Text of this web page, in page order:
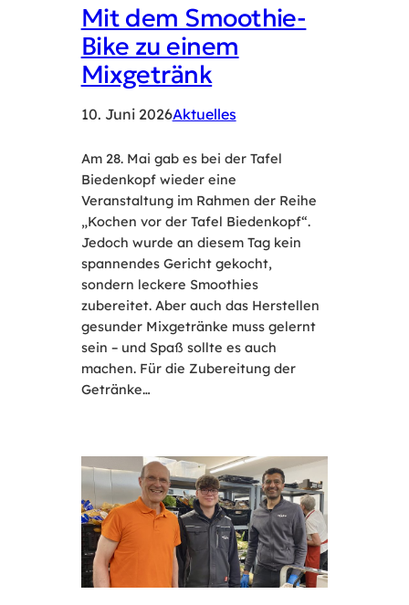
Mit dem Smoothie-
Bike zu einem
Mixgetränk
10. Juni 2026Aktuelles
Am 28. Mai gab es bei der Tafel
Biedenkopf wieder eine
Veranstaltung im Rahmen der Reihe
„Kochen vor der Tafel Biedenkopf“.
Jedoch wurde an diesem Tag kein
spannendes Gericht gekocht,
sondern leckere Smoothies
zubereitet. Aber auch das Herstellen
gesunder Mixgetränke muss gelernt
sein – und Spaß sollte es auch
machen. Für die Zubereitung der
Getränke…